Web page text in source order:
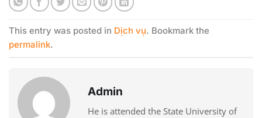
This entry was posted in Dịch vụ. Bookmark the
permalink.
Admin
He is attended the State University of